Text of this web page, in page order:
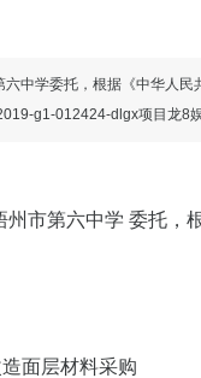
中学委托，根据《中华人
g1-012424-dlgx项目龙8
州市第六中学 委托，
面层材料采购